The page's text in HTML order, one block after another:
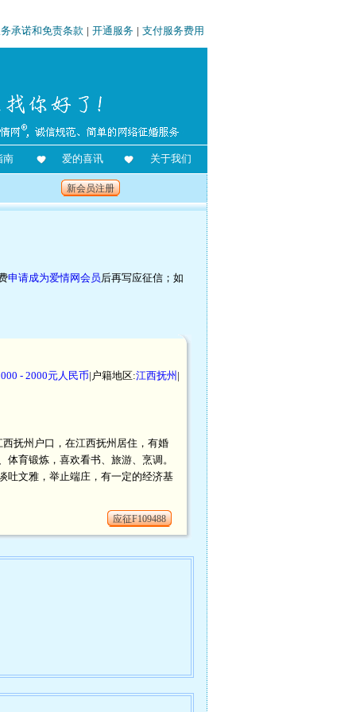
承诺和免责条款 | 开通服务 | 支付服务费用
南 爱的喜讯 关于我们
新会员注册
申请成为爱情网会员后再写应征信；如
- 2000元人民币|户籍地区:江西抚州 |
抚州户口，在江西抚州居住，有婚
育锻炼，喜欢看书、旅游、烹调。
吐文雅，举止端庄，有一定的经济基
应征F109488